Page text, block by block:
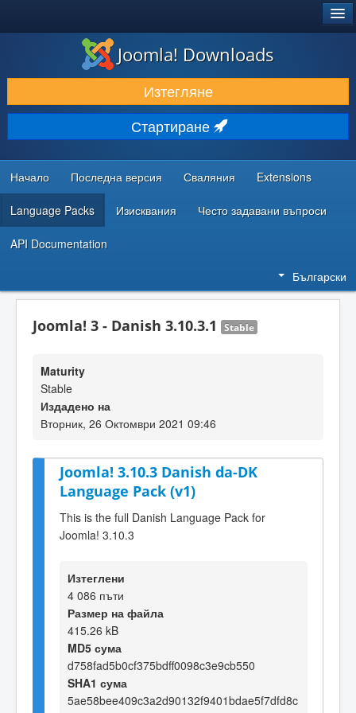
ИЗТЕГЛЯНЕ & РАЗШИРЯВАНЕ
ОТКРИВАЙТЕ & УЧЕТЕ
ОБЩНОСТ & ПОДДРЪЖКА
РЕСУРСИ ЗА РАЗРАБОТКА
Joomla! Downloads
Изтегляне
Стартиране
Начало Последна версия Сваляния Extensions
Language Packs Изисквания Често задавани въпроси
API Documentation
Български
Joomla! 3 - Danish 3.10.3.1 Stable
Maturity
Stable
Издадено на
Вторник, 26 Октомври 2021 09:46
Joomla! 3.10.3 Danish da-DK
Language Pack (v1)
This is the full Danish Language Pack for
Joomla! 3.10.3
Изтеглени
4 086 пъти
Размер на файла
415.26 kB
MD5 сума
d758fad5b0cf375bdff0098c3e9cb550
SHA1 сума
5ae58bee409c3a2d90132f9401bdae5f7dfd8c